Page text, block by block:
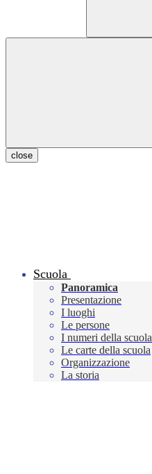
close
Scuola
Panoramica
Presentazione
I luoghi
Le persone
I numeri della scuola
Le carte della scuola
Organizzazione
La storia